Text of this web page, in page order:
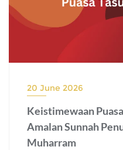
20 June 2026
Keistimewaan
Amalan Sunnah
Muharram